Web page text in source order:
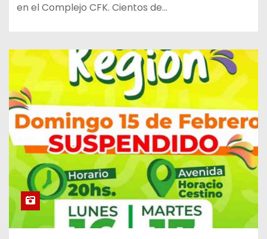
en el Complejo CFK. Cientos de…